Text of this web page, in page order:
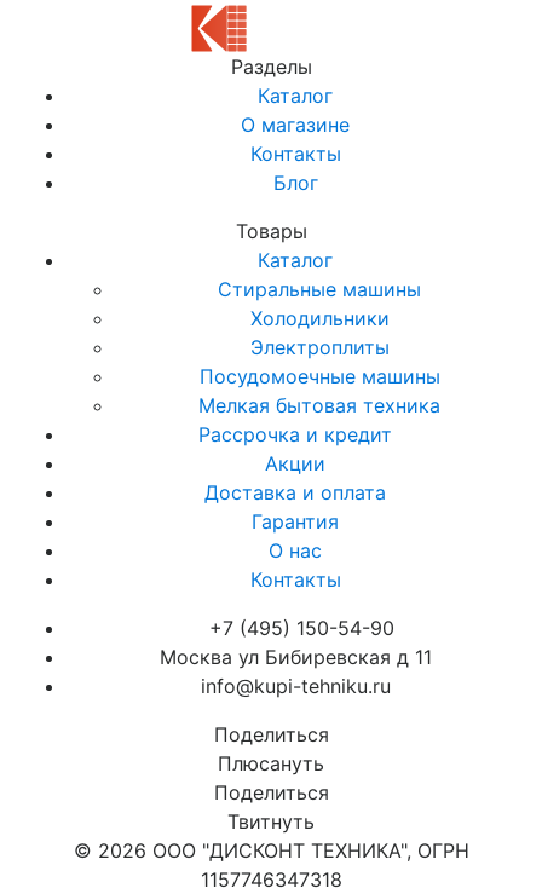
Разделы
Каталог
О магазине
Контакты
Блог
Товары
Каталог
Стиральные машины
Холодильники
Электроплиты
Посудомоечные машины
Мелкая бытовая техника
Рассрочка и кредит
Акции
Доставка и оплата
Гарантия
О нас
Контакты
+7 (495) 150-54-90
Москва ул Бибиревская д 11
info@kupi-tehniku.ru
Поделиться
Плюсануть
Поделиться
Твитнуть
© 2026 ООО "ДИСКОНТ ТЕХНИКА", ОГРН
1157746347318